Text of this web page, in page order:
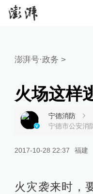
澎湃号·政务 >
火场这样
宁德消防
宁德市公安消
2017-10-28 22:37 福建
火灾袭来时，